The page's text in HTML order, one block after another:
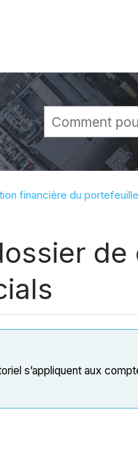
globale
financière du
s’appliquent aux